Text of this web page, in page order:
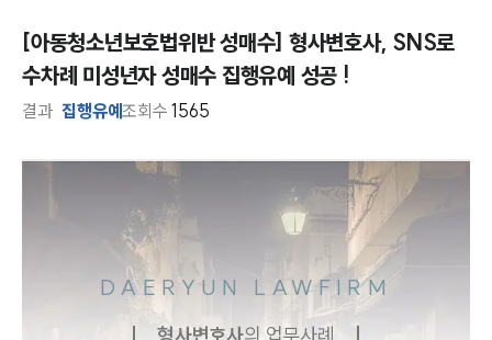
[아동청소년보호법위반 성매수] 형사변호사, SNS로
수차례 미성년자 성매수 집행유예 성공 !
결과 집행유예조회수1565
DAERYUN LAWFIRM